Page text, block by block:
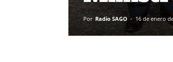
Por Radio SAGO - 16 de enero